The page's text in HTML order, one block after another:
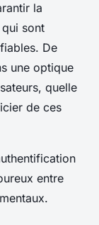
la
sont
De
une optique
quelle
de ces
entre